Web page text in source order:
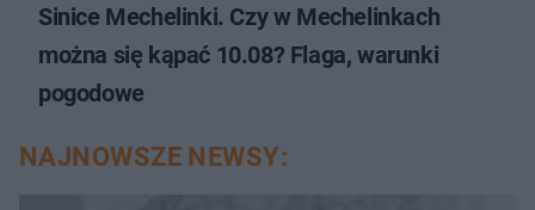
Sinice Mechelinki. Czy w Mechelinkach
można się kąpać 10.08? Flaga, warunki
pogodowe
NAJNOWSZE NEWSY: